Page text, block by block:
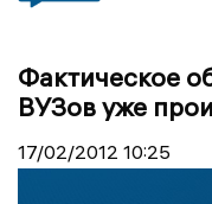
Фактическое
ВУЗов уже
17/02/2012 10:25